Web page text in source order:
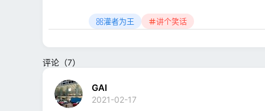
灌者为王 讲个笑话
评论（7）
GAI
2021-02-17